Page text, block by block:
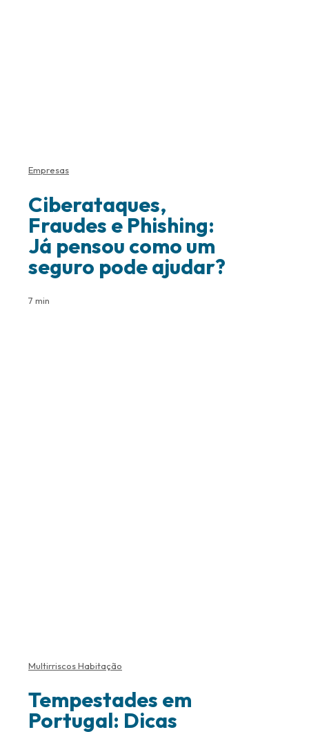
Empresas
Ciberataques,
Fraudes e Phishing:
Já pensou como um
seguro pode ajudar?
7 min
Multirriscos Habitação
Tempestades em
Portugal: Dicas